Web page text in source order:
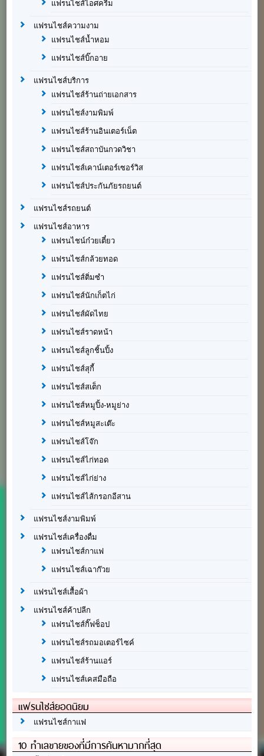
แฟรนไชส์ไอศครีม
แฟรนไชส์ความงาม
แฟรนไชส์น้ำหอม
แฟรนไชส์บิ๊กอาย
แฟรนไชส์บริการ
แฟรนไชส์ร้านถ่ายเอกสาร
แฟรนไชส์งามพิมพ์
แฟรนไชส์ร้านอินเตอร์เน็ต
แฟรนไชส์สถาบันกวดวิชา
แฟรนไชส์เคาน์เตอร์เซอร์วิส
แฟรนไชส์ประกันภัยรถยนต์
แฟรนไชส์รถยนต์
แฟรนไชส์อาหาร
แฟรนไชน์ก๋วยเตี๋ยว
แฟรนไชส์กล้วยทอด
แฟรนไชส์ติ่มซำ
แฟรนไชส์นักเก็ตไก่
แฟรนไชส์ผัดไทย
แฟรนไชส์ราดหน้า
แฟรนไชส์ลูกชิ้นปิ้ง
แฟรนไชส์สุกี้
แฟรนไชส์สเต็ก
แฟรนไชส์หมูปิ้ง-หมูย่าง
แฟรนไชส์หมูสะเต๊ะ
แฟรนไชส์โจ๊ก
แฟรนไชส์ไก่ทอด
แฟรนไชส์ไก่ย่าง
แฟรนไชส์ไส้กรอกอีสาน
แฟรนไชส์งามพิมพ์
แฟรนไชส์เครื่องดื่ม
แฟรนไชส์กาแฟ
แฟรนไชส์เฉาก๊วย
แฟรนไชส์เสื้อผ้า
แฟรนไชส์ค้าปลีก
แฟรนไชส์กิ๊ฟช็อป
แฟรนไชส์รถมอเตอร์ไซค์
แฟรนไชส์ร้านแอร์
แฟรนไชส์เคสมือถือ
แฟรนไชส์ยอดนิยม
แฟรนไชส์กาแฟ
10 ทำเลขายของที่มีการค้นหามากที่สุด